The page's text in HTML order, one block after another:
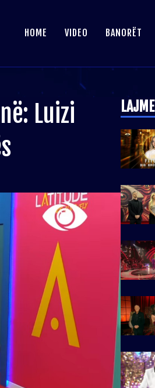
HOME VIDEO BANORËT
Luizi
LAJME